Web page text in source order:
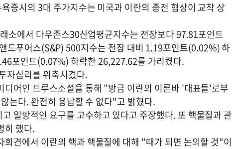
증시의 3대 주가지수는 미국과 이란의 종전 협상이 교착 상
소에서 다우존스30산업평균지수는 전장보다 97.81포인트
드푸어스(S&P) 500지수는 전장 대비 1.19포인트(0.02%) 하
포인트(0.07%) 하락한 26,227.62를 가리켰다.
자심리를 위축시켰다.
디어인 트루스소셜을 통해 "방금 이란의 이른바 '대표들'로부
는다. 완전히 용납할 수 없다"고 밝혔다.
일방적인 요구를 고수하고 있다고 주장했다. 또 핵물질과 관
히 했다.
견에서 이란의 핵과 핵물질에 대해 "때가 되면 논의할 것"이